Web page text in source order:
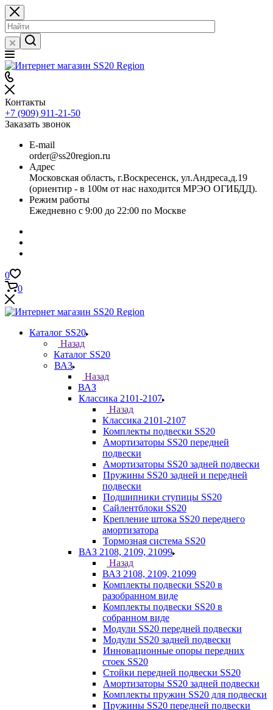
Контакты
+7 (909) 911-21-50
Заказать звонок
E-mail
order@ss20region.ru
Адрес
Московская область, г.Воскресенск, ул.Андреса,д.19
(ориентир - в 100м от нас находится МРЭО ОГИБДД).
Режим работы
Ежедневно с 9:00 до 22:00 по Москве
0
0
Каталог SS20
Назад
Каталог SS20
ВАЗ
Назад
ВАЗ
Классика 2101-2107
Назад
Классика 2101-2107
Комплекты подвески SS20
Амортизаторы SS20 передней
подвески
Амортизаторы SS20 задней подвески
Пружины SS20 задней и передней
подвески
Подшипники ступицы SS20
Сайлентблоки SS20
Крепление штока SS20 переднего
амортизатора
Тормозная система SS20
ВАЗ 2108, 2109, 21099
Назад
ВАЗ 2108, 2109, 21099
Комплекты подвески SS20 в
разобранном виде
Комплекты подвески SS20 в
собранном виде
Модули SS20 передней подвески
Модули SS20 задней подвески
Инновационные опоры передних
стоек SS20
Стойки передней подвески SS20
Амортизаторы SS20 задней подвески
Комплекты пружин SS20 для подвески
Пружины SS20 передней подвески